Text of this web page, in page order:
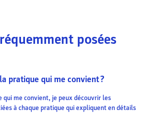
posées
pratique qui me convient ?
me convient, je peux découvrir les
à chaque pratique qui expliquent en détails